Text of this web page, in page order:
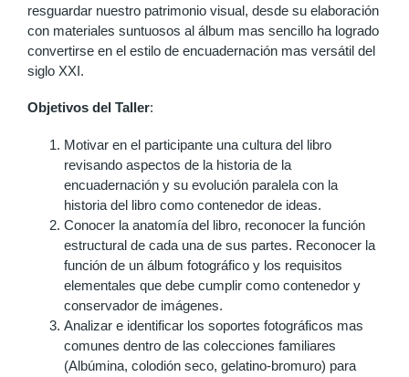
resguardar nuestro patrimonio visual, desde su elaboración
con materiales suntuosos al álbum mas sencillo ha logrado
convertirse en el estilo de encuadernación mas versátil del
siglo XXI.
Objetivos del Taller:
Motivar en el participante una cultura del libro
revisando aspectos de la historia de la
encuadernación y su evolución paralela con la
historia del libro como contenedor de ideas.
Conocer la anatomía del libro, reconocer la función
estructural de cada una de sus partes. Reconocer la
función de un álbum fotográfico y los requisitos
elementales que debe cumplir como contenedor y
conservador de imágenes.
Analizar e identificar los soportes fotográficos mas
comunes dentro de las colecciones familiares
(Albúmina, colodión seco, gelatino-bromuro) para